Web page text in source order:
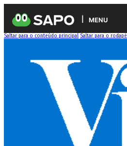
MENU
Saltar para o conteúdo principal Saltar para o rodapé